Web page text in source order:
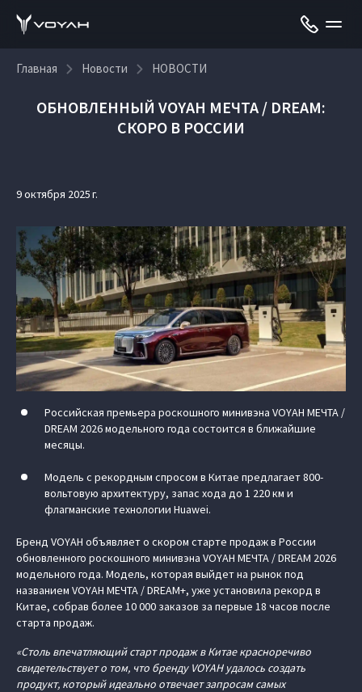
Главная Новости НОВОСТИ
ОБНОВЛЕННЫЙ VOYAH МЕЧТА / DREAM:
СКОРО В РОССИИ
9 октября 2025 г.
Российская премьера роскошного минивэна VOYAH МЕЧТА /
DREAM 2026 модельного года состоится в ближайшие
месяцы.
Модель с рекордным спросом в Китае предлагает 800-
вольтовую архитектуру, запас хода до 1 220 км и
флагманские технологии Huawei.
Бренд VOYAH объявляет о скором старте продаж в России
обновленного роскошного минивэна VOYAH МЕЧТА / DREAM 2026
модельного года. Модель, которая выйдет на рынок под
названием VOYAH МЕЧТА / DREAM+, уже установила рекорд в
Китае, собрав более 10 000 заказов за первые 18 часов после
старта продаж.
«Столь впечатляющий старт продаж в Китае красноречиво
свидетельствует о том, что бренду VOYAH удалось создать
продукт, который идеально отвечает запросам самых